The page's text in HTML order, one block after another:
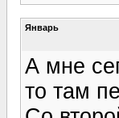
Январь
А мне
то там